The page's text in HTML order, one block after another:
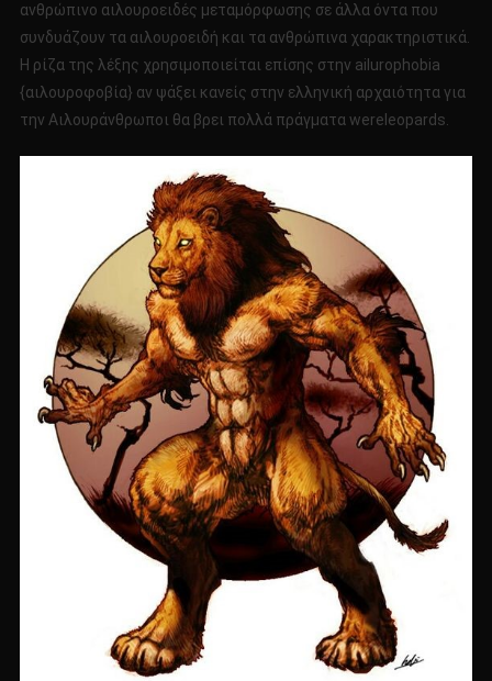
ανθρώπινο αιλουροειδές μεταμόρφωσης σε άλλα όντα που
συνδυάζουν τα αιλουροειδή και τα ανθρώπινα χαρακτηριστικά.
Η ρίζα της λέξης χρησιμοποιείται επίσης στην ailurophobia
{αιλουροφοβία} αν ψάξει κανείς στην ελληνική αρχαιότητα για
την Αιλουράνθρωποι θα βρει πολλά πράγματα wereleopards.